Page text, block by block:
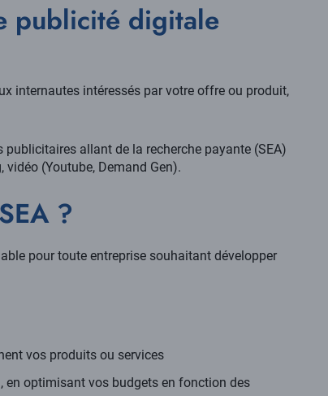
publicité digitale
internautes intéressés par votre offre ou produit,
allant de la recherche payante (SEA)
(Youtube, Demand Gen).
?
pour toute entreprise souhaitant développer
vos produits ou services
en optimisant vos budgets en fonction des